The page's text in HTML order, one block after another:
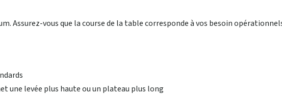
Assurez-vous que la course de la table corresponde à vos besoin
une levée plus haute ou un plateau plus long